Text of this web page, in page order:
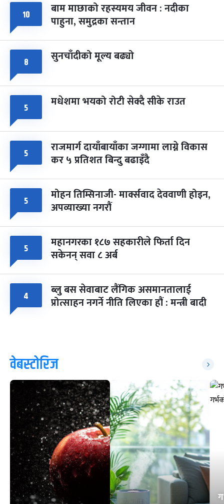
८ फागुपूर्णिमा
चैत्र ८, २०८३-Mar 22, 2027
७ महिना बाँकी
१० बाम माछाको रहस्यमय जीवन : नदीका
पाहुना, समुद्रका सन्तान
८ सुनचाँदीको मूल्य बढ्यो
५ मधेशमा भयको रोटी सेक्दै सीके राउत
५ राजमार्ग दायाँबायाँका जग्गामा लाग्ने विकास
कर ५ प्रतिशत बिन्दु बढाइँदै
५ मोहन तिम्सिनाजी- मार्क्सवाद देववाणी होइन,
अपव्याख्या नगरौं
५ महानगरका १८७ सहकारीले फिर्ता दिन
सकेनन् सवा ८ अर्ब
४ ब्लु बस सेवाबाट लैंगिक असमानतालाई
प्रोत्साहन नगर्ने नीति लिएका हौं : मन्त्री बादी
वेबस्टोरिज